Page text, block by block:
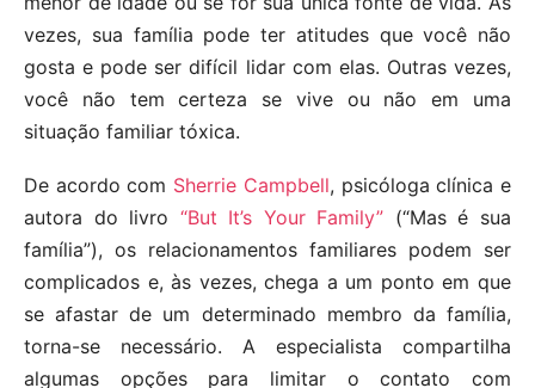
vezes, sua família pode ter atitudes que você não
gosta e pode ser difícil lidar com elas. Outras vezes,
você não tem certeza se vive ou não em uma
situação familiar tóxica.
De acordo com Sherrie Campbell, psicóloga clínica e
autora do livro “But It’s Your Family” (“Mas é sua
família”), os relacionamentos familiares podem ser
complicados e, às vezes, chega a um ponto em que
se afastar de um determinado membro da família,
torna-se necessário. A especialista compartilha
algumas opções para limitar o contato com